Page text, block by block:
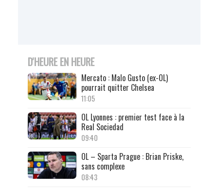
D'HEURE EN HEURE
Mercato : Malo Gusto (ex-OL)
pourrait quitter Chelsea
11:05
OL Lyonnes : premier test face à la
Real Sociedad
09:40
OL – Sparta Prague : Brian Priske,
sans complexe
08:43